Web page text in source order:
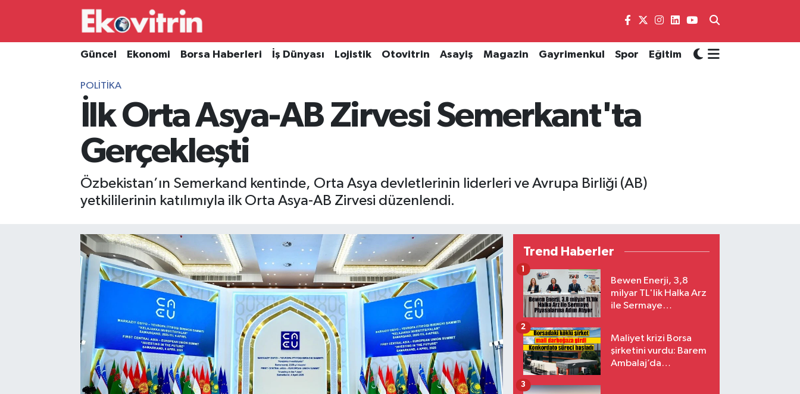
Güncel Ekonomi Borsa Haberleri İş Dünyası Lojistik Otovitrin Asayiş Magazin Gayrimenkul Spor Eğitim
POLITIKA
İlk Orta Asya-AB Zirvesi Semerkant'ta
Gerçekleşti
Özbekistan’ın Semerkand kentinde, Orta Asya devletlerinin liderleri ve Avrupa Birliği (AB)
yetkililerinin katılımıyla ilk Orta Asya-AB Zirvesi düzenlendi.
Trend Haberler
Bewen Enerji, 3,8
milyar TL'lik Halka Arz
ile Sermaye
1
Maliyet krizi Borsa
şirketini vurdu: Barem
Ambalaj’da
2
3
Güncel
Borsa Haberleri
Gayrimenkul
Hava Durumu
Süper Lig Puan Durumu ve Fikstür
Tüm Manşetler
Son Dakika Haberleri
Haber Arşivi